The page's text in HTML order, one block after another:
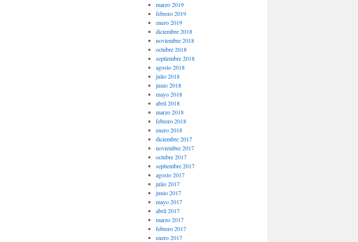
marzo 2019
febrero 2019
enero 2019
diciembre 2018
noviembre 2018
octubre 2018
septiembre 2018
agosto 2018
julio 2018
junio 2018
mayo 2018
abril 2018
marzo 2018
febrero 2018
enero 2018
diciembre 2017
noviembre 2017
octubre 2017
septiembre 2017
agosto 2017
julio 2017
junio 2017
mayo 2017
abril 2017
marzo 2017
febrero 2017
enero 2017